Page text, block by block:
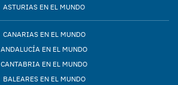
ASTURIAS EN EL MUNDO
CANARIAS EN EL MUNDO
ANDALUCÍA EN EL MUNDO
CANTABRIA EN EL MUNDO
BALEARES EN EL MUNDO